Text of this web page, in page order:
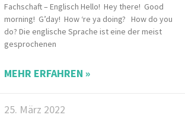
Fachschaft – Englisch Hello! Hey there! Good
morning! G’day! How ‘re ya doing? How do you
do? Die englische Sprache ist eine der meist
gesprochenen
MEHR ERFAHREN »
25. März 2022